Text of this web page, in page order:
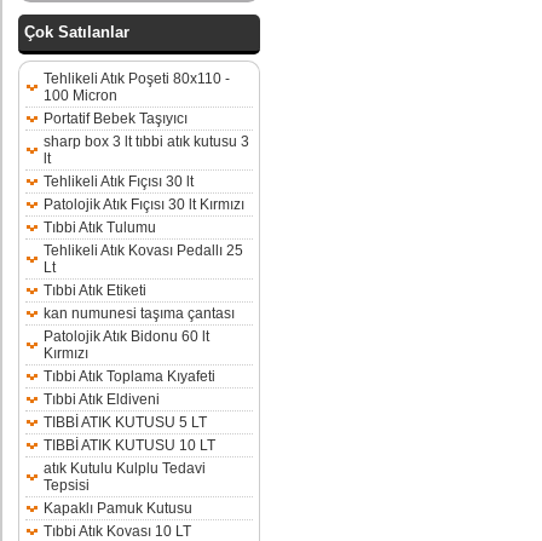
Çok Satılanlar
Tehlikeli Atık Poşeti 80x110 -
100 Micron
Portatif Bebek Taşıyıcı
sharp box 3 lt tıbbi atık kutusu 3
lt
Tehlikeli Atık Fıçısı 30 lt
Patolojik Atık Fıçısı 30 lt Kırmızı
Tıbbi Atık Tulumu
Tehlikeli Atık Kovası Pedallı 25
Lt
Tıbbi Atık Etiketi
kan numunesi taşıma çantası
Patolojik Atık Bidonu 60 lt
Kırmızı
Tıbbi Atık Toplama Kıyafeti
Tıbbi Atık Eldiveni
TIBBİ ATIK KUTUSU 5 LT
TIBBİ ATIK KUTUSU 10 LT
atık Kutulu Kulplu Tedavi
Tepsisi
Kapaklı Pamuk Kutusu
Tıbbi Atık Kovası 10 LT